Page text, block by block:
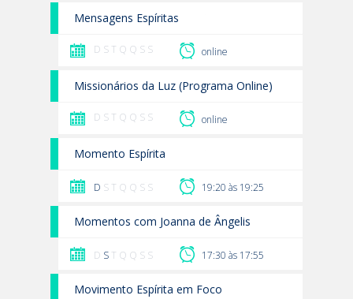
Mensagens Espíritas
D S T Q Q S S online
Missionários da Luz (Programa Online)
D S T Q Q S S online
Momento Espírita
D S T Q Q S S 19:20 às 19:25
Momentos com Joanna de Ângelis
D S T Q Q S S 17:30 às 17:55
Movimento Espírita em Foco